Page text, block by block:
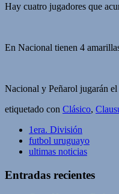
Hay cuatro jugadores que
En Nacional tienen 4
Nacional y Peñarol jugarán
etiquetado con Clásico,
1era. División
futbol uruguayo
ultimas noticias
Entradas recientes